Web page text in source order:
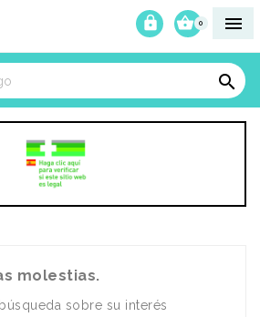

0



molestias.
sobre su interés